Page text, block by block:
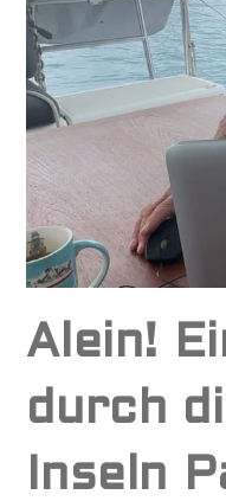
Alein!
durch
Inseln